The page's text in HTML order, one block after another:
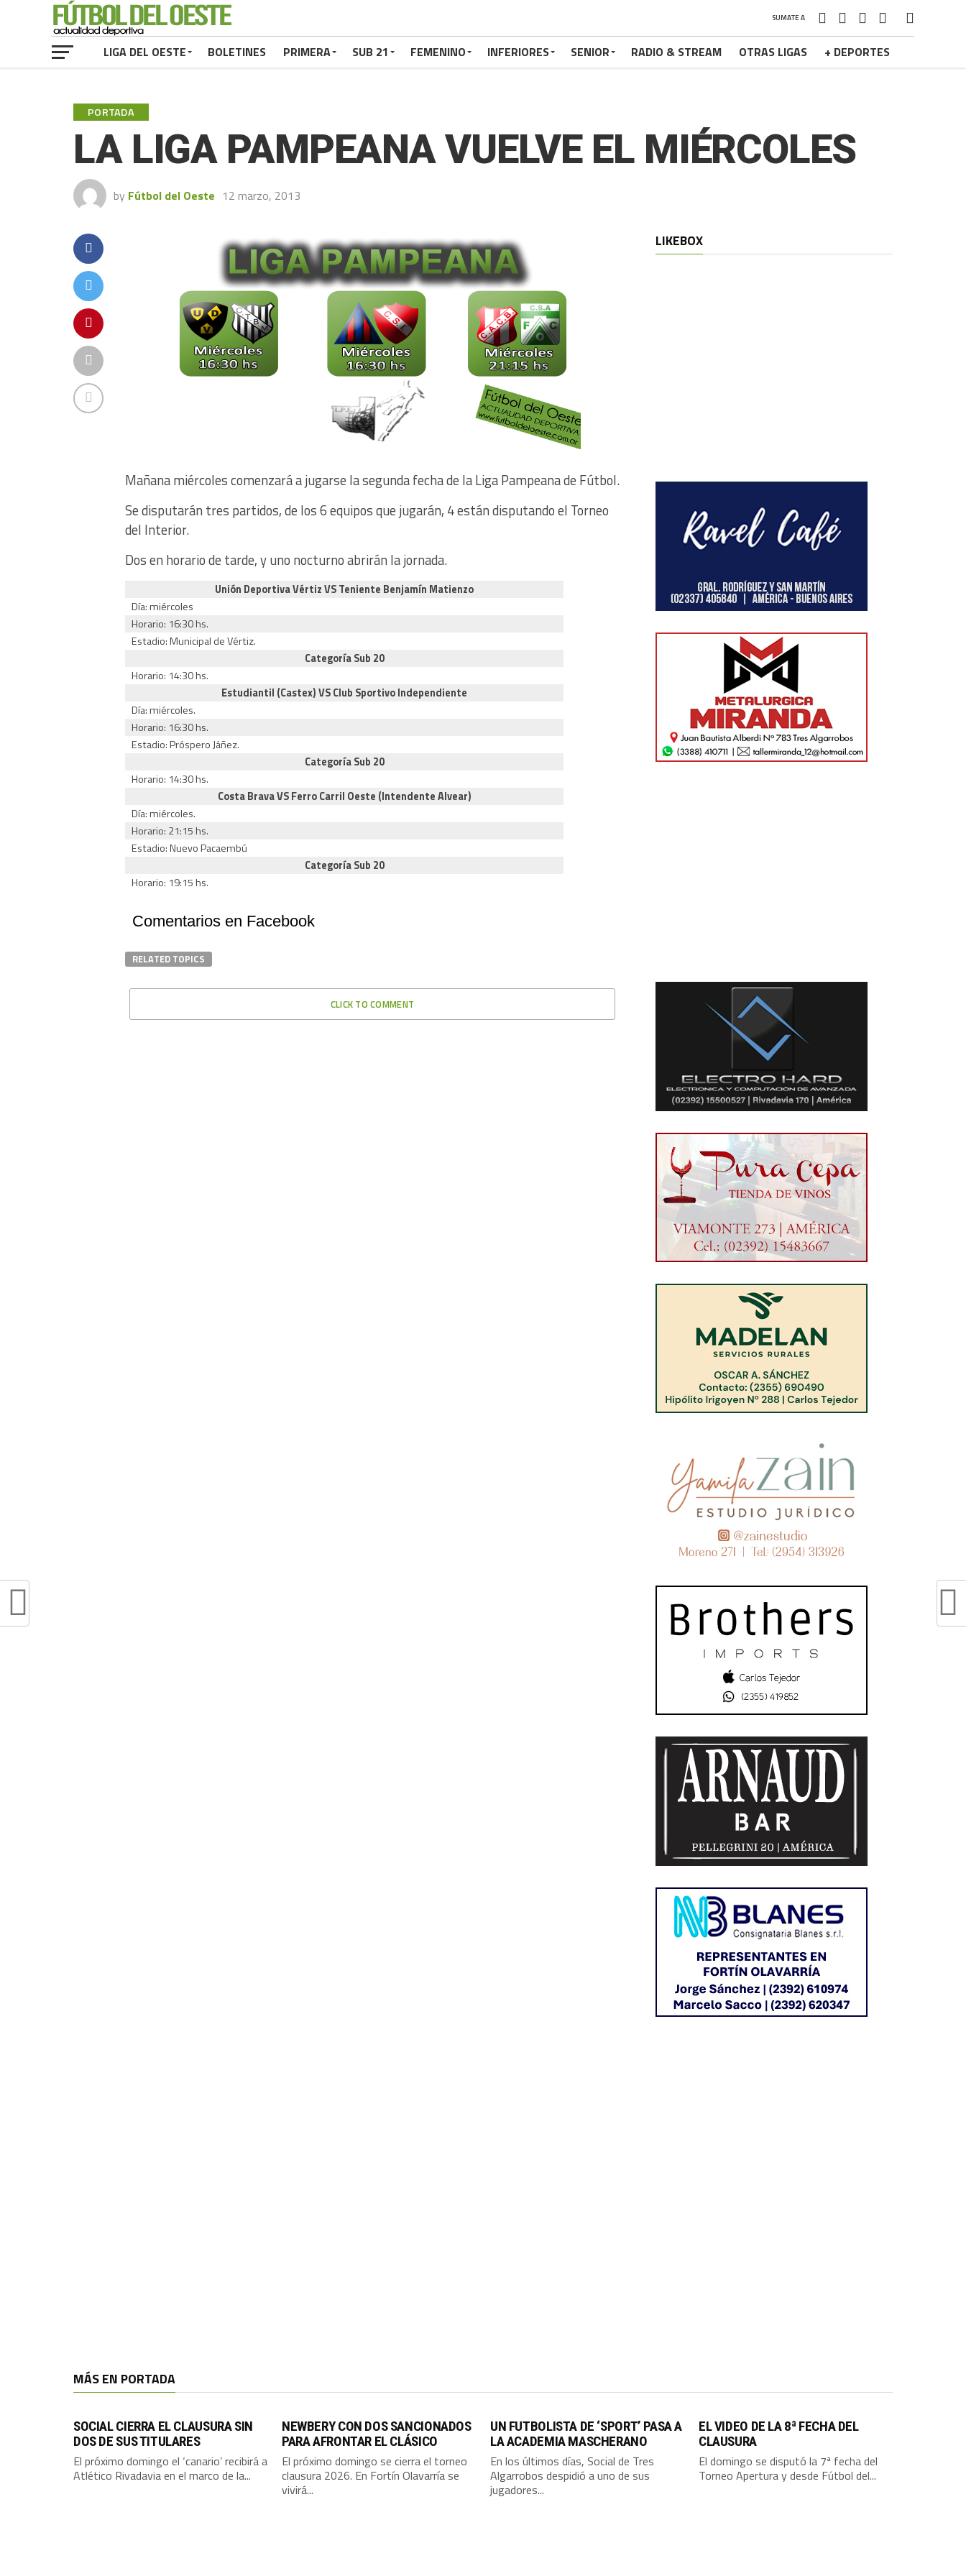
SUMATE A
LIGA DEL OESTE BOLETINES PRIMERA SUB 21 FEMENINO INFERIORES SENIOR RADIO & STREAM OTRAS LIGAS + DEPORTES
PORTADA
LA LIGA PAMPEANA VUELVE EL MIÉRCOLES
by Fútbol del Oeste 12 marzo, 2013
Mañana miércoles comenzará a jugarse la segunda fecha de la Liga Pampeana de Fútbol.
Se disputarán tres partidos, de los 6 equipos que jugarán, 4 están disputando el Torneo
del Interior.
Dos en horario de tarde, y uno nocturno abrirán la jornada.
Unión Deportiva Vértiz VS Teniente Benjamín Matienzo
Día: miércoles
Horario: 16:30 hs.
Estadio: Municipal de Vértiz.
Categoría Sub 20
Horario: 14:30 hs.
Estudiantil (Castex) VS Club Sportivo Independiente
Día: miércoles.
Horario: 16:30 hs.
Estadio: Próspero Jáñez.
Categoría Sub 20
Horario: 14:30 hs.
Costa Brava VS Ferro Carril Oeste (Intendente Alvear)
Día: miércoles.
Horario: 21:15 hs.
Estadio: Nuevo Pacaembú
Categoría Sub 20
Horario: 19:15 hs.
Comentarios en Facebook
RELATED TOPICS
CLICK TO COMMENT
LIKEBOX
MÁS EN PORTADA
SOCIAL CIERRA EL CLAUSURA SIN
DOS DE SUS TITULARES
El próximo domingo el ‘canario’ recibirá a
Atlético Rivadavia en el marco de la...
NEWBERY CON DOS SANCIONADOS
PARA AFRONTAR EL CLÁSICO
El próximo domingo se cierra el torneo
clausura 2026. En Fortín Olavarría se
vivirá...
UN FUTBOLISTA DE ‘SPORT’ PASA A
LA ACADEMIA MASCHERANO
En los últimos días, Social de Tres
Algarrobos despidió a uno de sus
jugadores...
EL VIDEO DE LA 8ª FECHA DEL
CLAUSURA
El domingo se disputó la 7ª fecha del
Torneo Apertura y desde Fútbol del...